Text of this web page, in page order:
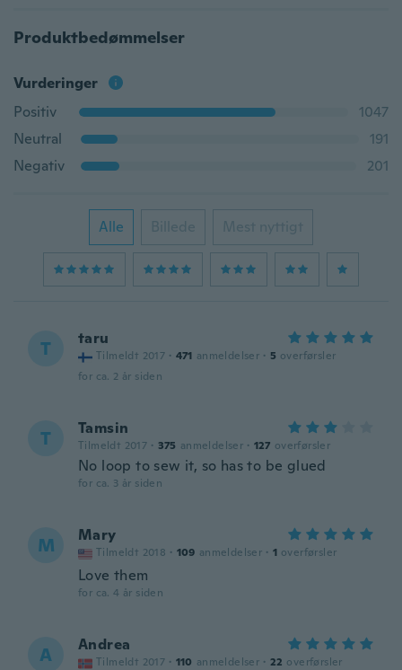
Produktbedømmelser
Vurderinger
Positiv
1047
Neutral
191
Negativ
201
Alle Billede Mest nyttigt
T taru
Tilmeldt 2017 · 471 anmeldelser · 5 overførsler
for ca. 2 år siden
T Tamsin
Tilmeldt 2017 · 375 anmeldelser · 127 overførsler
No loop to sew it, so has to be glued
for ca. 3 år siden
M Mary
Tilmeldt 2018 · 109 anmeldelser · 1 overførsler
Love them
for ca. 4 år siden
A Andrea
Tilmeldt 2017 · 110 anmeldelser · 22 overførsler